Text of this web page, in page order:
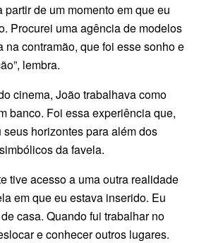
partir de um momento em que eu
Procurei uma agência de modelos
na contramão, que foi esse sonho e
lembra.
cinema, João trabalhava como
banco. Foi essa experiência que,
horizontes para além dos
da favela.
tive acesso a uma outra realidade
em que eu estava inserido. Eu
casa. Quando fui trabalhar no
e conhecer outros lugares.